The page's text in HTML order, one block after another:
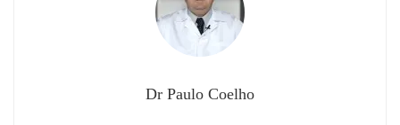
Dr Paulo Coelho